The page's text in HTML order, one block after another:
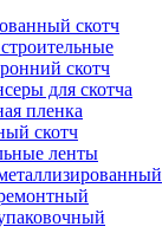
скотч
скотч
для скотча
пленка
скотч
ленты